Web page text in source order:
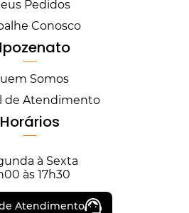
Pedidos
Conosco
Somos
de Atendimento
Horários
à Sexta
às 17h30
Atendimento